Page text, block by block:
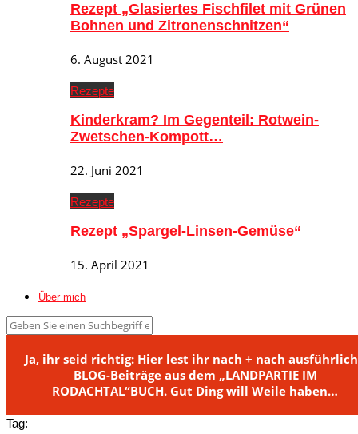
Rezept „Glasiertes Fischfilet mit Grünen
Bohnen und Zitronenschnitzen“
6. August 2021
Rezepte
Kinderkram? Im Gegenteil: Rotwein-
Zwetschen-Kompott…
22. Juni 2021
Rezepte
Rezept „Spargel-Linsen-Gemüse“
15. April 2021
Über mich
Ja, ihr seid richtig: Hier lest ihr nach + nach
BLOG-Beiträge aus dem „LANDPARTIE IM
RODACHTAL“BUCH. Gut Ding will Weile haben…
Tag: